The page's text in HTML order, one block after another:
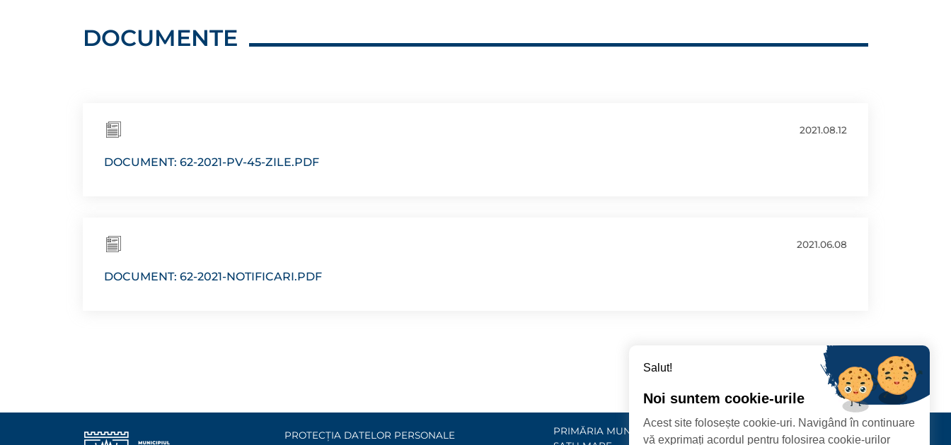
DOCUMENTE
2021.08.12
DOCUMENT: 62-2021-PV-45-ZILE.PDF
2021.06.08
DOCUMENT: 62-2021-NOTIFICARI.PDF
PROTECȚIA DATELOR PERSONALE
PRIMĂRIA MUNICIPIULUI
Contact
Salut!
Noi suntem cookie-urile
Acest site folosește cookie-uri. Navigând în continuare
vă exprimați acordul pentru folosirea cookie-urilor